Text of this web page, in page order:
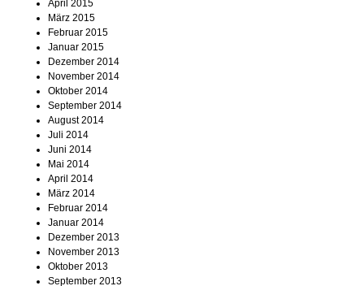
April 2015
März 2015
Februar 2015
Januar 2015
Dezember 2014
November 2014
Oktober 2014
September 2014
August 2014
Juli 2014
Juni 2014
Mai 2014
April 2014
März 2014
Februar 2014
Januar 2014
Dezember 2013
November 2013
Oktober 2013
September 2013